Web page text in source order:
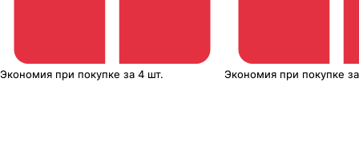
Экономия при покупке за 4 шт. Экономия при покупке